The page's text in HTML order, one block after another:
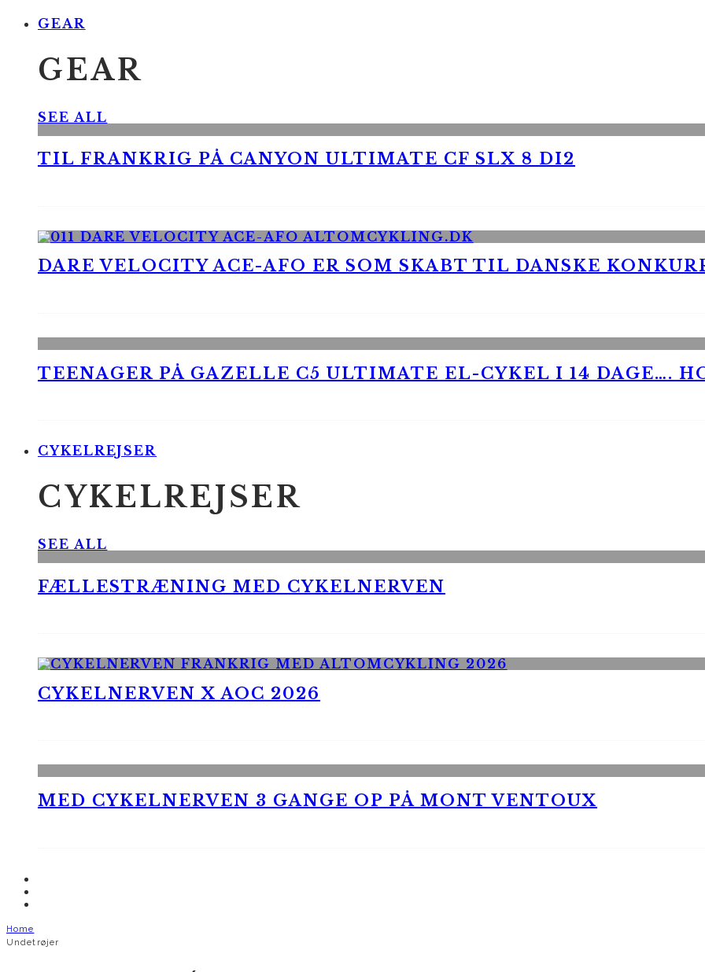
GEAR
GEAR
SEE ALL
TIL FRANKRIG PÅ CANYON ULTIMATE CF SLX 8 DI2
DARE VELOCITY ACE-AFO ER SOM SKABT TIL DANSKE
TEENAGER PÅ GAZELLE C5 ULTIMATE EL-CYKEL I 14 DAGE….
CYKELREJSER
CYKELREJSER
SEE ALL
FÆLLESTRÆNING MED CYKELNERVEN
CYKELNERVEN X AOC 2026
MED CYKELNERVEN 3 GANGE OP PÅ MONT VENTOUX
Home
Undetrøjer